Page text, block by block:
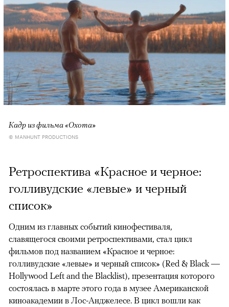
Кадр из фильма «Охота»
© MANHUNT PRODUCTIONS
Ретроспектива «Красное и черное:
голливудские «левые» и черный
список»
Одним из главных событий кинофестиваля,
славящегося своими ретроспективами, стал цикл
фильмов под названием «Красное и черное:
голливудские «левые» и черный список» (Red & Black —
Hollywood Left and the Blacklist), презентация которого
состоялась в марте этого года в музее Американской
киноакадемии в Лос-Анджелесе. В цикл вошли как